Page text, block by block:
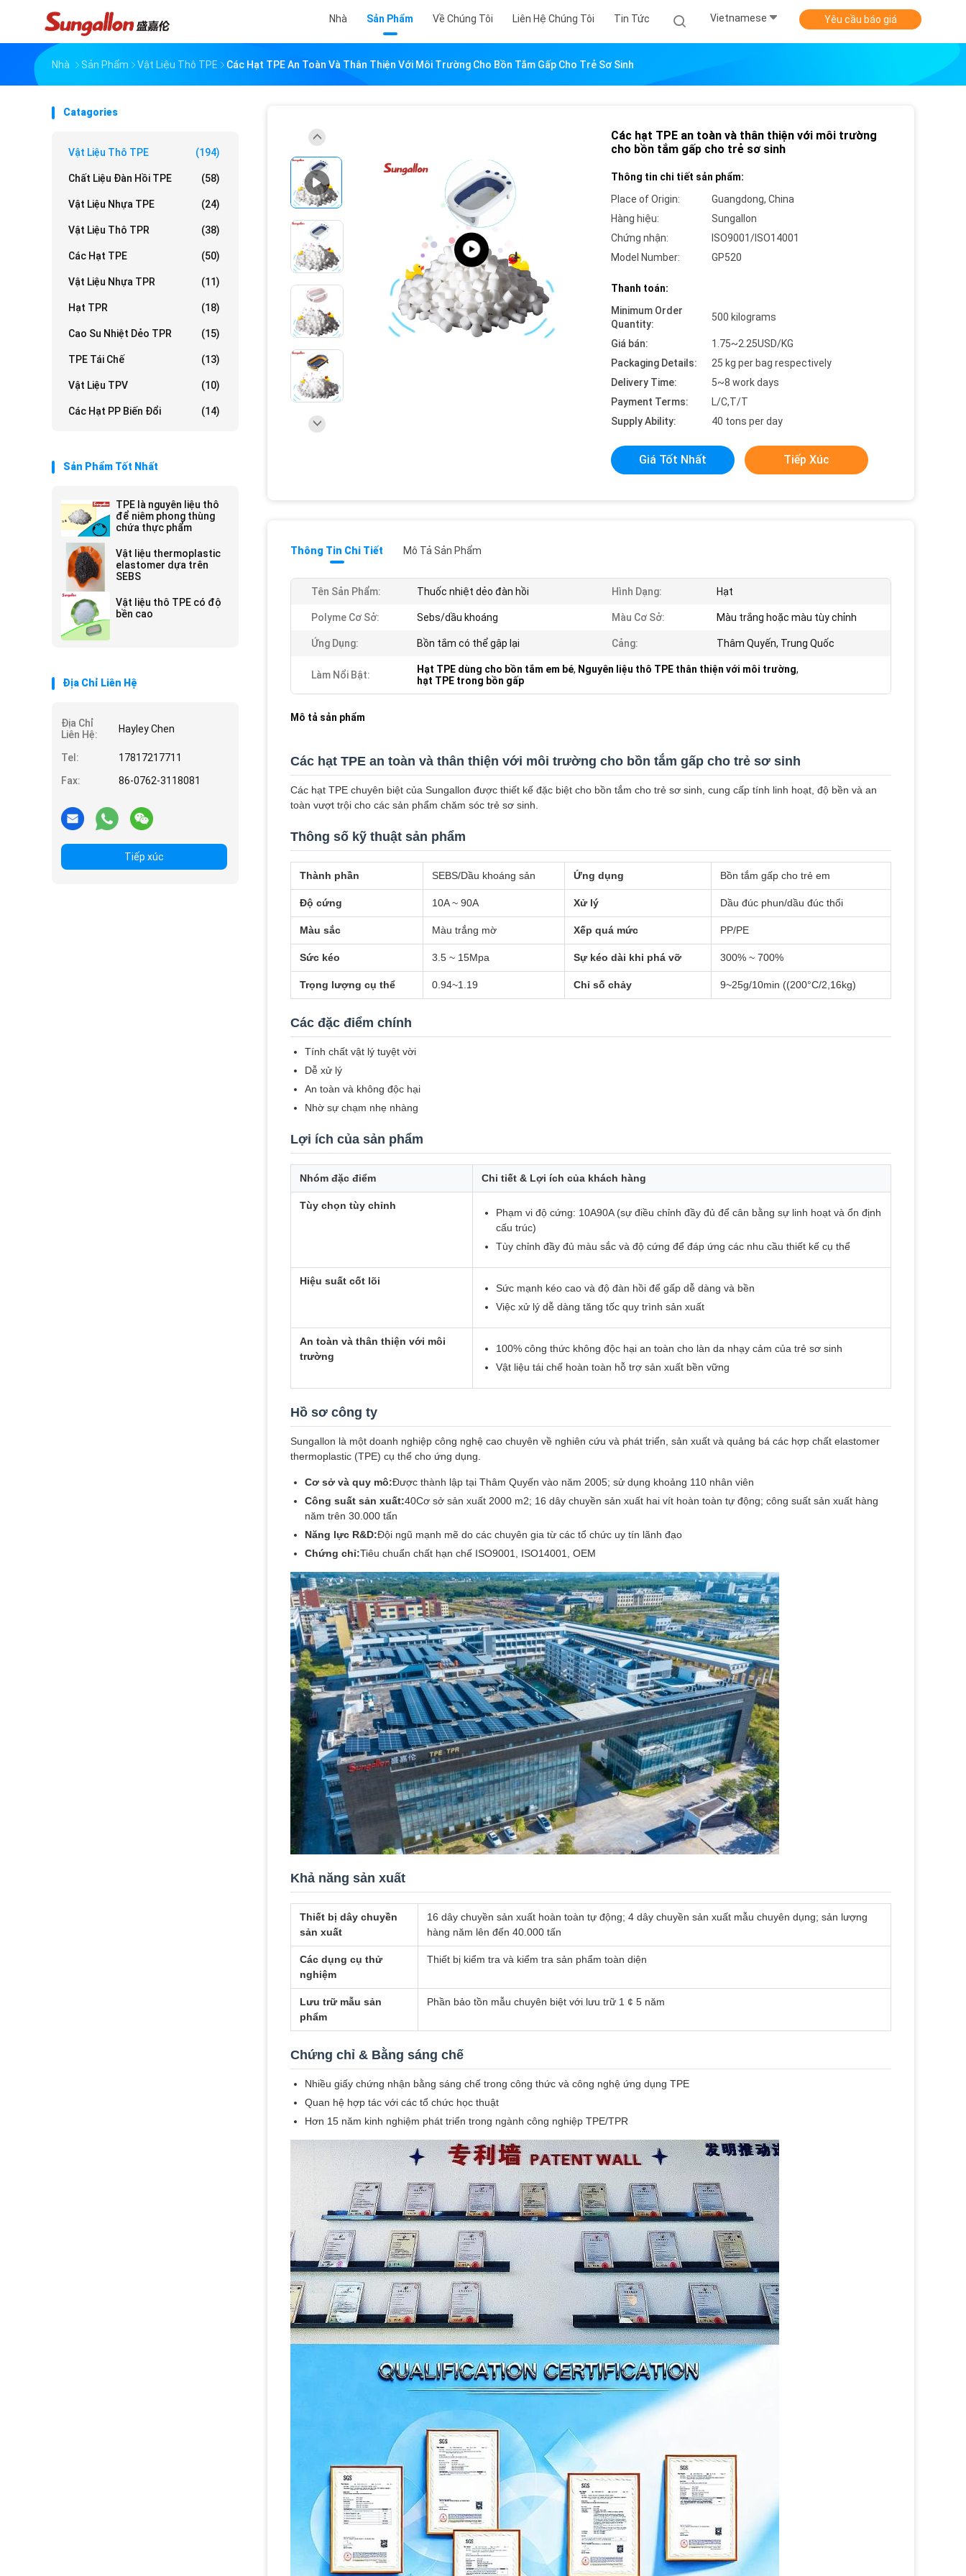
Nhà Sản Phẩm Về Chúng Tôi Liên Hệ Chúng Tôi Tin Tức Vietnamese Yêu cầu báo giá
Nhà Sản Phẩm Vật Liệu Thô TPE Các Hạt TPE An Toàn Và Thân Thiện Với Môi Trường Cho Bồn Tắm Gấp Cho Trẻ Sơ Sinh
Catagories
Vật Liệu Thô TPE (194)
Chất Liệu Đàn Hồi TPE (58)
Vật Liệu Nhựa TPE (24)
Vật Liệu Thô TPR (38)
Các Hạt TPE (50)
Vật Liệu Nhựa TPR (11)
Hạt TPR (18)
Cao Su Nhiệt Dẻo TPR (15)
TPE Tái Chế (13)
Vật Liệu TPV (10)
Các Hạt PP Biến Đổi (14)
Sản Phẩm Tốt Nhất
TPE là nguyên liệu thô
để niêm phong thùng
chứa thực phẩm
Vật liệu thermoplastic
elastomer dựa trên
SEBS
Vật liệu thô TPE có độ
bền cao
Địa Chỉ Liên Hệ
Địa Chỉ
Liên Hệ:
Hayley Chen
Tel:
17817217711
Fax:
86-0762-3118081
Tiếp xúc
Các hạt TPE an toàn và thân thiện với môi trường
cho bồn tắm gấp cho trẻ sơ sinh
Thông tin chi tiết sản phẩm:
Place of Origin:
Guangdong, China
Hàng hiệu:
Sungallon
Chứng nhận:
ISO9001/ISO14001
Model Number:
GP520
Thanh toán:
Minimum Order
Quantity:
500 kilograms
Giá bán:
1.75~2.25USD/KG
Packaging Details:
25 kg per bag respectively
Delivery Time:
5~8 work days
Payment Terms:
L/C,T/T
Supply Ability:
40 tons per day
Giá Tốt Nhất Tiếp Xúc
Thông Tin Chi Tiết Mô Tả Sản Phẩm
Tên Sản Phẩm: Thuốc nhiệt dẻo đàn hồi Hình Dạng: Hạt
Polyme Cơ Sở: Sebs/dầu khoáng Màu Cơ Sở: Màu trắng hoặc màu tùy chỉnh
Ứng Dụng: Bồn tắm có thể gập lại Cảng: Thâm Quyến, Trung Quốc
Làm Nổi Bật: Hạt TPE dùng cho bồn tắm em bé, Nguyên liệu thô TPE thân thiện với môi trường,
hạt TPE trong bồn gấp
Mô tả sản phẩm
Các hạt TPE an toàn và thân thiện với môi trường cho bồn tắm gấp cho trẻ sơ sinh
Các hạt TPE chuyên biệt của Sungallon được thiết kế đặc biệt cho bồn tắm cho trẻ sơ sinh, cung cấp tính linh hoạt, độ bền và an
toàn vượt trội cho các sản phẩm chăm sóc trẻ sơ sinh.
Thông số kỹ thuật sản phẩm
Thành phần SEBS/Dầu khoáng sản Ứng dụng Bồn tắm gấp cho trẻ em
Độ cứng 10A ~ 90A Xử lý Dầu đúc phun/dầu đúc thổi
Màu sắc Màu trắng mờ Xếp quá mức PP/PE
Sức kéo 3.5 ~ 15Mpa Sự kéo dài khi phá vỡ 300% ~ 700%
Trọng lượng cụ thể 0.94~1.19 Chỉ số chảy 9~25g/10min ((200°C/2,16kg)
Các đặc điểm chính
Tính chất vật lý tuyệt vời
Dễ xử lý
An toàn và không độc hại
Nhờ sự chạm nhẹ nhàng
Lợi ích của sản phẩm
Nhóm đặc điểm Chi tiết & Lợi ích của khách hàng
Tùy chọn tùy chỉnh
Phạm vi độ cứng: 10A90A (sự điều chỉnh đầy đủ để cân bằng sự linh hoạt và ổn định
cấu trúc)
Tùy chỉnh đầy đủ màu sắc và độ cứng để đáp ứng các nhu cầu thiết kế cụ thể
Hiệu suất cốt lõi
Sức mạnh kéo cao và độ đàn hồi để gấp dễ dàng và bền
Việc xử lý dễ dàng tăng tốc quy trình sản xuất
An toàn và thân thiện với môi
trường
100% công thức không độc hại an toàn cho làn da nhạy cảm của trẻ sơ sinh
Vật liệu tái chế hoàn toàn hỗ trợ sản xuất bền vững
Hồ sơ công ty
Sungallon là một doanh nghiệp công nghệ cao chuyên về nghiên cứu và phát triển, sản xuất và quảng bá các hợp chất elastomer
thermoplastic (TPE) cụ thể cho ứng dụng.
Cơ sở và quy mô:Được thành lập tại Thâm Quyến vào năm 2005; sử dụng khoảng 110 nhân viên
Công suất sản xuất:40Cơ sở sản xuất 2000 m2; 16 dây chuyền sản xuất hai vít hoàn toàn tự động; công suất sản xuất hàng
năm trên 30.000 tấn
Năng lực R&D:Đội ngũ mạnh mẽ do các chuyên gia từ các tổ chức uy tín lãnh đạo
Chứng chỉ:Tiêu chuẩn chất hạn chế ISO9001, ISO14001, OEM
Khả năng sản xuất
Thiết bị dây chuyền
sản xuất
16 dây chuyền sản xuất hoàn toàn tự động; 4 dây chuyền sản xuất mẫu chuyên dụng; sản lượng
hàng năm lên đến 40.000 tấn
Các dụng cụ thử
nghiệm
Thiết bị kiểm tra và kiểm tra sản phẩm toàn diện
Lưu trữ mẫu sản
phẩm
Phần bảo tồn mẫu chuyên biệt với lưu trữ 1 ¢ 5 năm
Chứng chỉ & Bằng sáng chế
Nhiều giấy chứng nhận bằng sáng chế trong công thức và công nghệ ứng dụng TPE
Quan hệ hợp tác với các tổ chức học thuật
Hơn 15 năm kinh nghiệm phát triển trong ngành công nghiệp TPE/TPR